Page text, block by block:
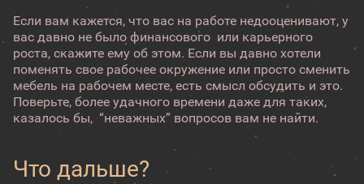
Если вам кажется, что вас на работе недооценивают, у
вас давно не было финансового или карьерного
роста, скажите ему об этом. Если вы давно хотели
поменять свое рабочее окружение или просто сменить
мебель на рабочем месте, есть смысл обсудить и это.
Поверьте, более удачного времени даже для таких,
казалось бы, “неважных” вопросов вам не найти.
Что дальше?